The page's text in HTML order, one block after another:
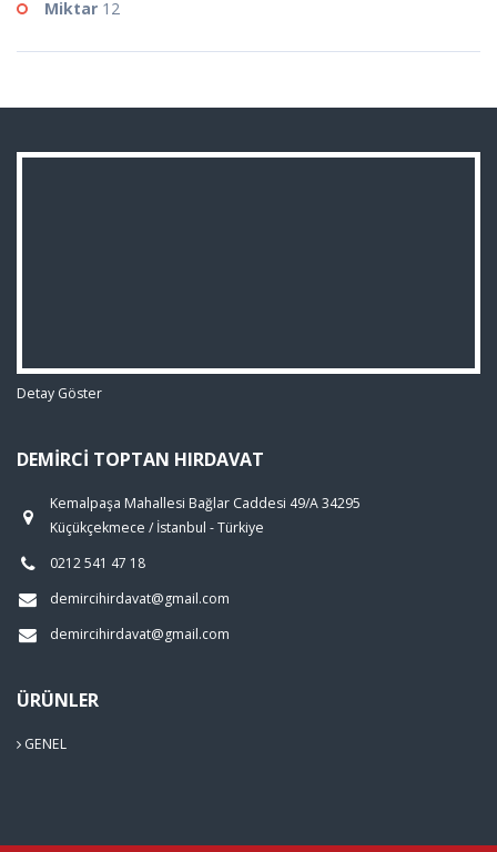
Miktar 12
Detay Göster
DEMIRCI TOPTAN HIRDAVAT
Kemalpaşa Mahallesi Bağlar Caddesi 49/A 34295
Küçükçekmece / İstanbul - Türkiye
0212 541 47 18
demircihirdavat@gmail.com
demircihirdavat@gmail.com
ÜRÜNLER
GENEL